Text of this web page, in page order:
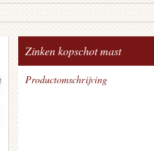
Zinken kopschot mast
Productomschrijving